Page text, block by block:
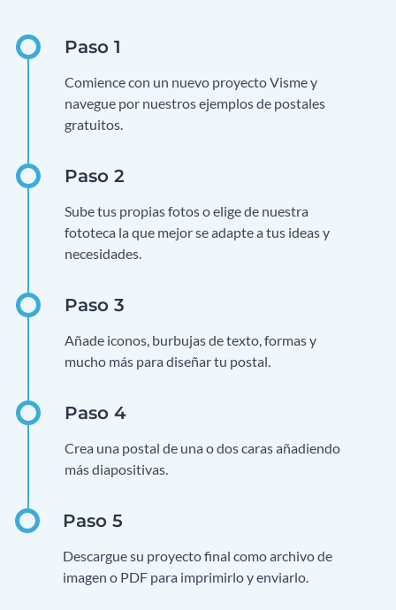
Comience con un nuevo proyecto Visme y
navegue por nuestros ejemplos de postales
gratuitos.
Sube tus propias fotos o elige de nuestra
fototeca la que mejor se adapte a tus ideas y
necesidades.
Añade iconos, burbujas de texto, formas y
mucho más para diseñar tu postal.
Crea una postal de una o dos caras añadiendo
más diapositivas.
Descargue su proyecto final como archivo de
imagen o PDF para imprimirlo y enviarlo.